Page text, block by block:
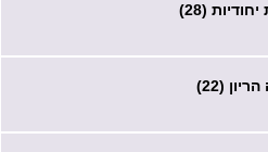
(28)
(22)